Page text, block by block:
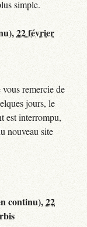
simple.
22 février
remercie de
jours, le
est interrompu,
nouveau site
continu),22